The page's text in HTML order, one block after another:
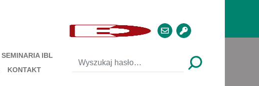
SEMINARIA IBL
KONTAKT